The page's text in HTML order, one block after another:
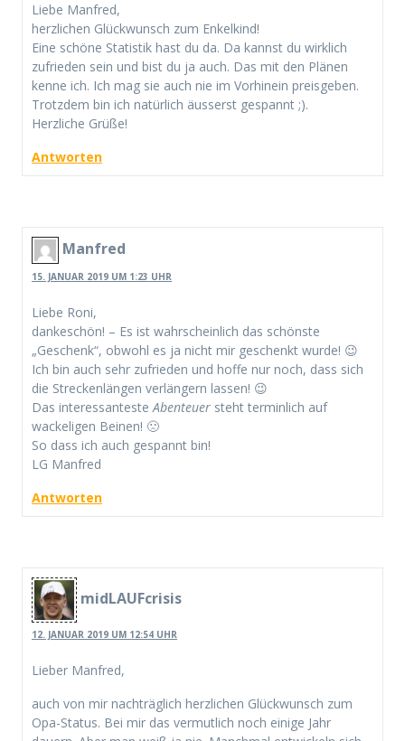
Liebe Manfred,
herzlichen Glückwunsch zum Enkelkind!
Eine schöne Statistik hast du da. Da kannst du wirklich
zufrieden sein und bist du ja auch. Das mit den Plänen
kenne ich. Ich mag sie auch nie im Vorhinein preisgeben.
Trotzdem bin ich natürlich äusserst gespannt ;).
Herzliche Grüße!
Antworten
Manfred
15. JANUAR 2019 UM 1:23 UHR
Liebe Roni,
dankeschön! – Es ist wahrscheinlich das schönste
„Geschenk“, obwohl es ja nicht mir geschenkt wurde! 😉
Ich bin auch sehr zufrieden und hoffe nur noch, dass sich
die Streckenlängen verlängern lassen! 😉
Das interessanteste Abenteuer steht terminlich auf
wackeligen Beinen! 🙁
So dass ich auch gespannt bin!
LG Manfred
Antworten
midLAUFcrisis
12. JANUAR 2019 UM 12:54 UHR
Lieber Manfred,
auch von mir nachträglich herzlichen Glückwunsch zum
Opa-Status. Bei mir das vermutlich noch einige Jahr